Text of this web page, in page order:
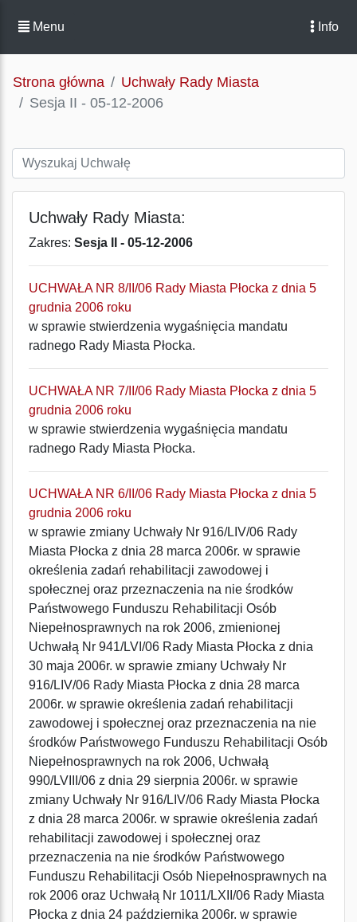
Menu Info
Strona główna
Uchwały Rady Miasta
Sesja II - 05-12-2006
Uchwały Rady Miasta:
Zakres: Sesja II - 05-12-2006
UCHWAŁA NR 8/II/06 Rady Miasta Płocka z dnia 5
grudnia 2006 roku
w sprawie stwierdzenia wygaśnięcia mandatu
radnego Rady Miasta Płocka.
UCHWAŁA NR 7/II/06 Rady Miasta Płocka z dnia 5
grudnia 2006 roku
w sprawie stwierdzenia wygaśnięcia mandatu
radnego Rady Miasta Płocka.
UCHWAŁA NR 6/II/06 Rady Miasta Płocka z dnia 5
grudnia 2006 roku
w sprawie zmiany Uchwały Nr 916/LIV/06 Rady
Miasta Płocka z dnia 28 marca 2006r. w sprawie
określenia zadań rehabilitacji zawodowej i
społecznej oraz przeznaczenia na nie środków
Państwowego Funduszu Rehabilitacji Osób
Niepełnosprawnych na rok 2006, zmienionej
Uchwałą Nr 941/LVI/06 Rady Miasta Płocka z dnia
30 maja 2006r. w sprawie zmiany Uchwały Nr
916/LIV/06 Rady Miasta Płocka z dnia 28 marca
2006r. w sprawie określenia zadań rehabilitacji
zawodowej i społecznej oraz przeznaczenia na nie
środków Państwowego Funduszu Rehabilitacji Osób
Niepełnosprawnych na rok 2006, Uchwałą
990/LVIII/06 z dnia 29 sierpnia 2006r. w sprawie
zmiany Uchwały Nr 916/LIV/06 Rady Miasta Płocka
z dnia 28 marca 2006r. w sprawie określenia zadań
rehabilitacji zawodowej i społecznej oraz
przeznaczenia na nie środków Państwowego
Funduszu Rehabilitacji Osób Niepełnosprawnych na
rok 2006 oraz Uchwałą Nr 1011/LXII/06 Rady Miasta
Płocka z dnia 24 października 2006r. w sprawie